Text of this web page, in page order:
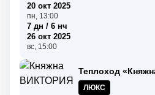
20 окт 2025
пн, 13:00
7 дн / 6 нч
26 окт 2025
вс, 15:00
Теплоход
ЛЮКС